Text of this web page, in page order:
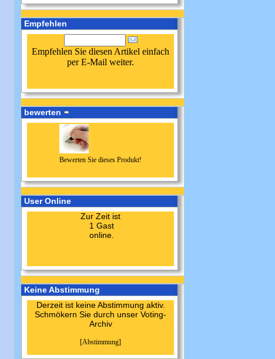
Empfehlen
Empfehlen Sie diesen Artikel einfach
per E-Mail weiter.
bewerten
Bewerten Sie dieses Produkt!
User Online
Zur Zeit ist
1 Gast
online.
Keine Abstimmung
Derzeit ist keine Abstimmung aktiv.
Schmökern Sie durch unser Voting-
Archiv
[Abstimmung]